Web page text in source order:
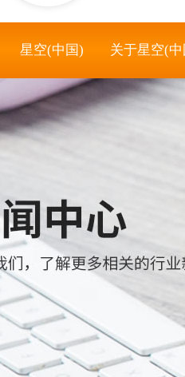
星空(中国) 关于星空(中